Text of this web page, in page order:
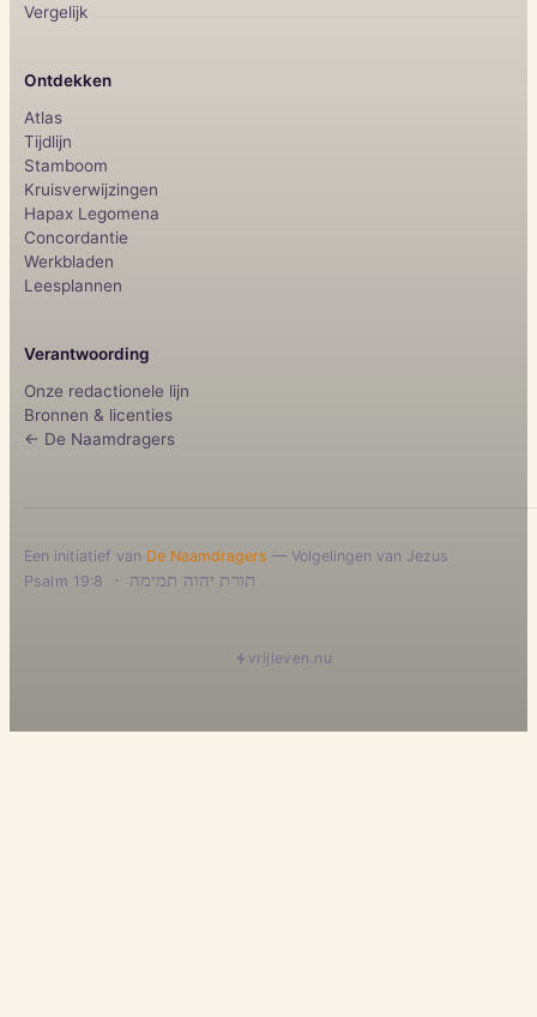
Vergelijk
Ontdekken
Atlas
Tijdlijn
Stamboom
Kruisverwijzingen
Hapax Legomena
Concordantie
Werkbladen
Leesplannen
Verantwoording
Onze redactionele lijn
Bronnen & licenties
← De Naamdragers
Een initiatief van De Naamdragers — Volgelingen van Jezus
תורת יהוה תמימה ·
Psalm 19:8
vrijleven.nu